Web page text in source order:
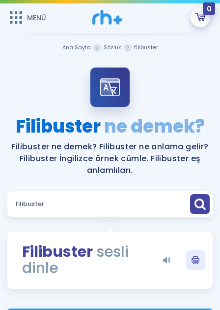
MENÜ
0
ÜYE DEĞİLİM
Sepetin Şu An Boş.
Remzi Hoca ile seni sınava hazırlayacak onlarca eğitim seni
bekliyor!
MENÜ
Faydalı Araçlar
Sözlük
Rehberlik Aracı
ÖSYM Sınav Takvimi
Hakkımızda
Ana Sayfa Sözlük filibuster
Filibusterne demek?
Filibuster ne demek? Filibuster ne anlama gelir?
Filibuster İngilizce örnek cümle. Filibuster eş
anlamlıları.
Filibuster sesli
dinle